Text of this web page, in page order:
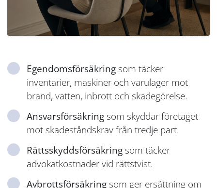
Egendomsförsäkring som täcker
inventarier, maskiner och varulager mot
brand, vatten, inbrott och skadegörelse.
Ansvarsförsäkring som skyddar företaget
mot skadeståndskrav från tredje part.
Rättsskyddsförsäkring som täcker
advokatkostnader vid rättstvist.
Avbrottsförsäkring som ger ersättning om